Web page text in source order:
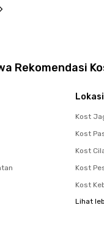
Rekomendasi
Kost
Kost
Kost
Kost
Kost
Lihat